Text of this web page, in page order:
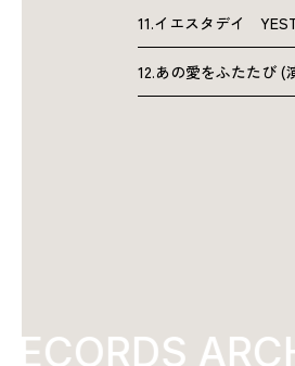
11.イエスタデイ
12.あの愛をふたたび (